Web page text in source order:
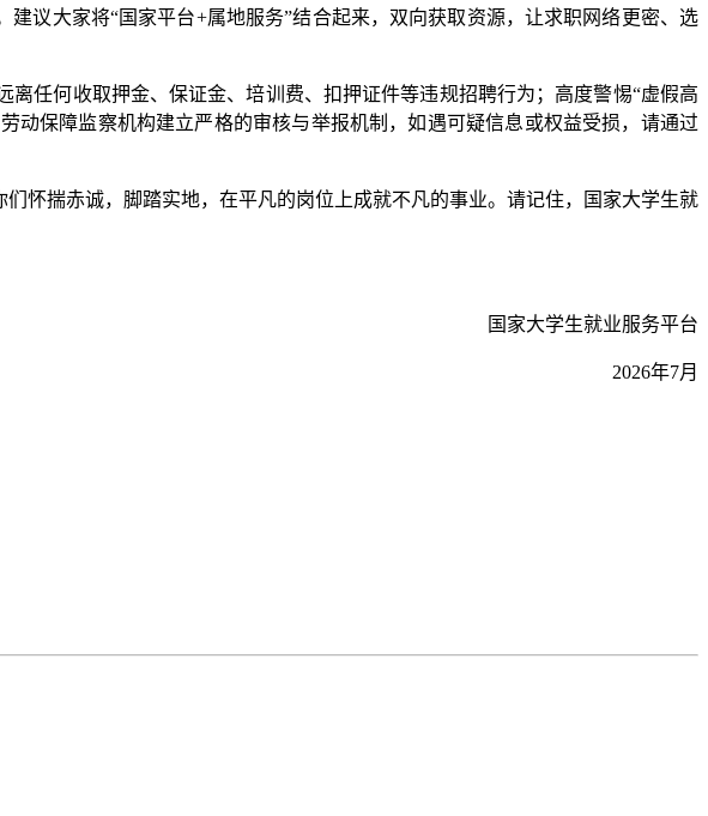
议大家将“国家平台+属地服务”结合起来，双向获取资源，让求职网络更密、选
任何收取押金、保证金、培训费、扣押证件等违规招聘行为；高度警惕“虚假高
动保障监察机构建立严格的审核与举报机制，如遇可疑信息或权益受损，请通过
揣赤诚，脚踏实地，在平凡的岗位上成就不凡的事业。请记住，国家大学生就
国家大学生就业服务平台
2026年7月